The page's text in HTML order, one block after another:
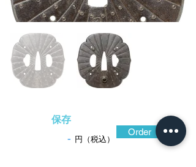
保存
- 円（税込）
Order